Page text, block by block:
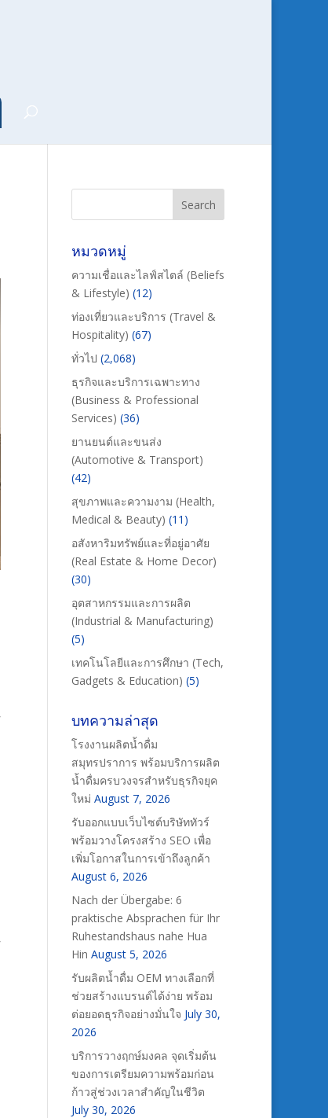
หมวดหมู่
ความเชื่อและไลฟ์สไตล์ (Beliefs
& Lifestyle) (12)
ท่องเที่ยวและบริการ (Travel &
Hospitality) (67)
ทั่วไป (2,068)
ธุรกิจและบริการเฉพาะทาง
(Business & Professional
Services) (36)
ยานยนต์และขนส่ง
(Automotive & Transport)
(42)
สุขภาพและความงาม (Health,
Medical & Beauty) (11)
อสังหาริมทรัพย์และที่อยู่อาศัย
(Real Estate & Home Decor)
(30)
อุตสาหกรรมและการผลิต
(Industrial & Manufacturing)
(5)
เทคโนโลยีและการศึกษา (Tech,
Gadgets & Education) (5)
บทความล่าสุด
โรงงานผลิตน้ำดื่ม
สมุทรปราการ พร้อมบริการผลิต
น้ำดื่มครบวงจรสำหรับธุรกิจยุค
ใหม่ August 7, 2026
รับออกแบบเว็บไซต์บริษัททัวร์
พร้อมวางโครงสร้าง SEO เพื่อ
เพิ่มโอกาสในการเข้าถึงลูกค้า
August 6, 2026
Nach der Übergabe: 6
praktische Absprachen für Ihr
Ruhestandshaus nahe Hua
Hin August 5, 2026
รับผลิตน้ำดื่ม OEM ทางเลือกที่
ช่วยสร้างแบรนด์ได้ง่าย พร้อม
ต่อยอดธุรกิจอย่างมั่นใจ July 30,
2026
บริการวางฤกษ์มงคล จุดเริ่มต้น
ของการเตรียมความพร้อมก่อน
ก้าวสู่ช่วงเวลาสำคัญในชีวิต
July 30, 2026